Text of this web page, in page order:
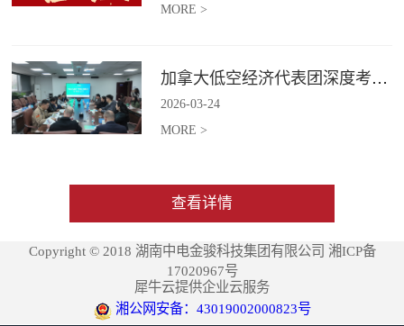
MORE >
加拿大低空经济代表团深度考察中电金骏
2026-03-24
MORE >
查看详情
Copyright © 2018 湖南中电金骏科技集团有限公司 湘ICP备
17020967号
犀牛云提供企业云服务
湘公网安备：43019002000823号